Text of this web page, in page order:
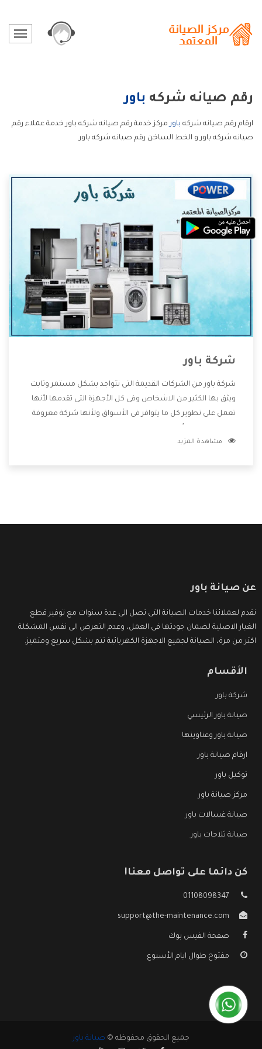
رقم صيانه شركه باور
ارقام رقم صيانه شركه باورمركز خدمة رقم صيانه شركه باور خدمة عملاء رقم
صيانه شركه باور و الخط الساخن رقم صيانه شركه باور.
شركة باور
شركة باور من الشركات القديمة التى تتواجد بشكل مستمر وثابت
ويثق بها الكثير من الاشخاص وفى كل الأجهزة التى تقدمها لأنها
تعمل على تطوير كل ما يتوافر فى الأسواق ولأنها شركة معروفة
للعملاء أقوى العروض والخصومات التى تسهل على المستهلك
مشاهدة المزيد
عن صيانة باور
نقدم لعملائنا خدمات الصيانة التى تصل الى عدة سنوات مع توفير قطع
الغيار الاصلية لضمان جودتها فى العمل، وعدم التعرض الى نفس المشكلة
اكثر من مرة، الصيانة لجميع الاجهزة الكهربائية تتم بشكل سريع ومتميز.
الأقسام
شركة باور
صيانة باور الرئيسي
صيانة باور وعناوينها
ارقام صيانة باور
توكيل باور
مركز صيانة باور
صيانة غسالات باور
صيانة ثلاجات باور
كن دائما على تواصل معنا!
01108098347
support@the-maintenance.com
صفحة الفيس بوك
مفتوح طوال ايام الأسبوع
جميع الحقوق محفوظه © صيانة باور